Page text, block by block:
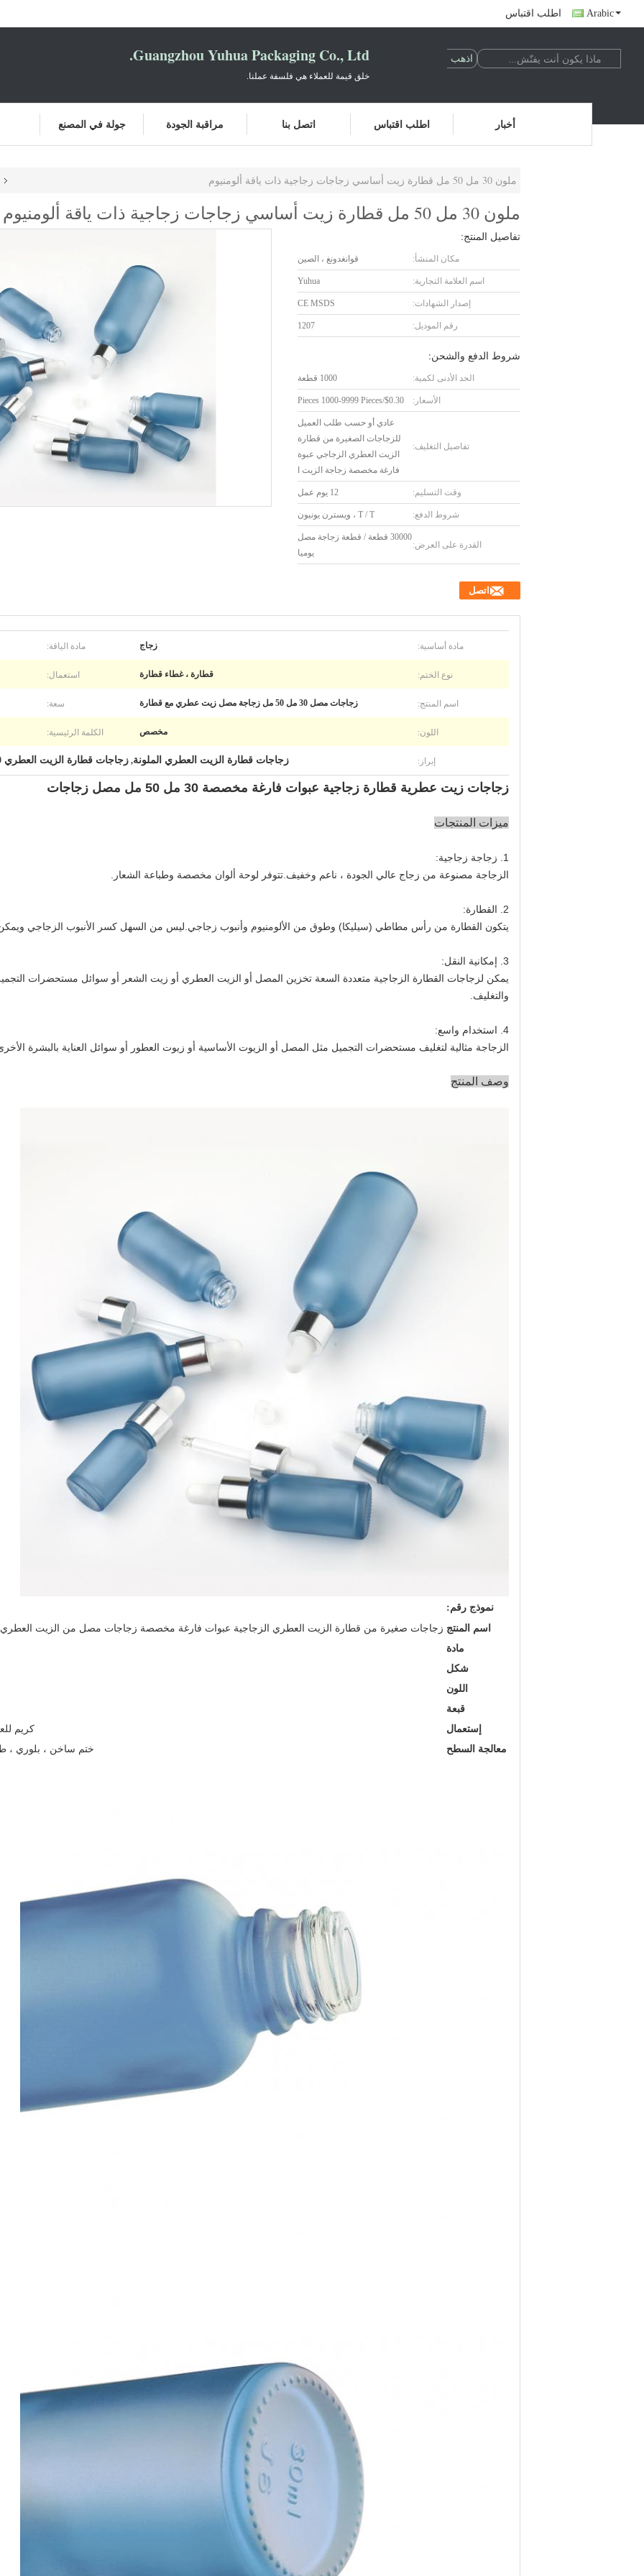
اطلب اقتباس Arabic
Guangzhou Yuhua Packaging Co., Ltd.
خلق قيمة للعملاء هي فلسفة عملنا.
جولة في المصنع مراقبة الجودة اتصل بنا اطلب اقتباس أخبار
ملون 30 مل 50 مل قطارة زيت أساسي زجاجات زجاجية ذات ياقة ألومنيوم
ملون 30 مل 50 مل قطارة زيت أساسي زجاجات زجاجية ذات ياقة ألومنيوم
تفاصيل المنتج:
مكان المنشأ: قوانغدونغ ، الصين
اسم العلامة التجارية: Yuhua
إصدار الشهادات: CE MSDS
رقم الموديل: 1207
شروط الدفع والشحن:
الحد الأدنى لكمية: 1000 قطعة
الأسعار: $0.30/Pieces 1000-9999 Pieces
تفاصيل التغليف:
عادي أو حسب طلب العميل
للزجاجات الصغيرة من قطارة
الزيت العطري الزجاجي عبوة
فارغة مخصصة زجاجة الزيت ا
وقت التسليم: 12 يوم عمل
شروط الدفع: T / T ، ويسترن يونيون
القدرة على العرض:
30000 قطعة / قطعة زجاجة مصل
يوميا
اتصل
مادة أساسية: زجاج مادة الياقة:
نوع الختم: قطارة ، غطاء قطارة استعمال:
اسم المنتج: زجاجات مصل 30 مل 50 مل زجاجة مصل زيت عطري مع قطارة سعة:
اللون: مخصص الكلمة الرئيسية:
إبراز: زجاجات قطارة الزيت العطري الملونة, زجاجات قطارة الزيت العطري 50 مل
زجاجات زيت عطرية قطارة زجاجية عبوات فارغة مخصصة 30 مل 50 مل مصل زجاجات
ميزات المنتجات
1. زجاجة زجاجية:
الزجاجة مصنوعة من زجاج عالي الجودة ، ناعم وخفيف.تتوفر لوحة ألوان مخصصة وطباعة الشعار.
2. القطارة:
يتكون القطارة من رأس مطاطي (سيليكا) وطوق من الألومنيوم وأنبوب زجاجي.ليس من السهل كسر الأنبوب الزجاجي
3. إمكانية النقل:
يمكن لزجاجات القطارة الزجاجية متعددة السعة تخزين المصل أو الزيت العطري أو زيت الشعر أو سوائل مستحضرات التجميل
والتغليف.
4. استخدام واسع:
الزجاجة مثالية لتغليف مستحضرات التجميل مثل المصل أو الزيوت الأساسية أو زيوت العطور أو سوائل العناية بالبشرة
وصف المنتج
نموذج رقم:
اسم المنتج زجاجات صغيرة من قطارة الزيت العطري الزجاجية عبوات فارغة مخصصة زجاجات مصل من الزيت العطري 30 مللي 50 مللي مع
مادة
شكل
اللون
قبعة
إستعمال
كريم
معالجة السطح
ختم ساخن ، بلوري ،